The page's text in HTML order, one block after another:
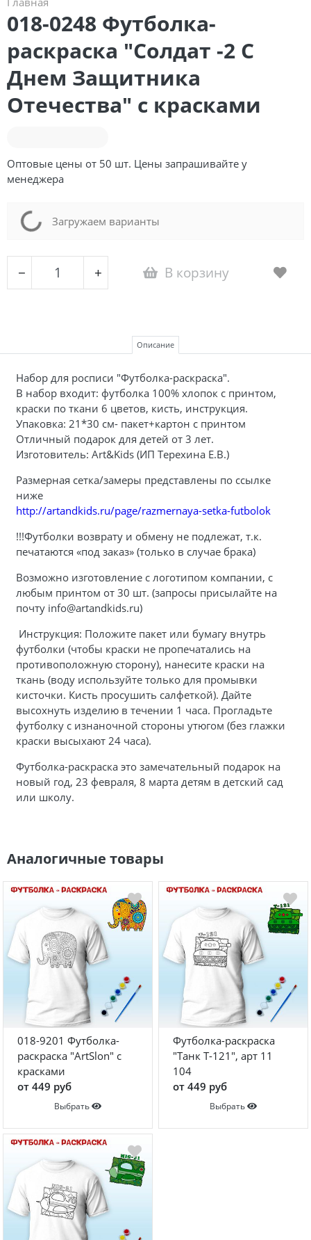
018-0248 Футболка-
раскраска "Солдат -2 С
Днем Защитника
Отечества" с красками
Оптовые цены от 50 шт. Цены запрашивайте у
менеджера
Loading... Загружаем варианты
− + В корзину
Описание
Набор для росписи "Футболка-раскраска".
В набор входит: футболка 100% хлопок с принтом,
краски по ткани 6 цветов, кисть, инструкция.
Упаковка: 21*30 см- пакет+картон с принтом
Отличный подарок для детей от 3 лет.
Изготовитель: Art&Kids (ИП Терехина Е.В.)
Размерная сетка/замеры представлены по ссылке
ниже
http://artandkids.ru/page/razmernaya-setka-futbolok
!!!Футболки возврату и обмену не подлежат, т.к.
печатаются «под заказ» (только в случае брака)
Возможно изготовление с логотипом компании, с
любым принтом от 30 шт. (запросы присылайте на
почту info@artandkids.ru)
Инструкция: Положите пакет или бумагу внутрь
футболки (чтобы краски не пропечатались на
противоположную сторону), нанесите краски на
ткань (воду используйте только для промывки
кисточки. Кисть просушить салфеткой). Дайте
высохнуть изделию в течении 1 часа. Прогладьте
футболку с изнаночной стороны утюгом (без глажки
краски высыхают 24 часа).
Футболка-раскраска это замечательный подарок на
новый год, 23 февраля, 8 марта детям в детский сад
или школу.
Аналогичные товары
018-9201 Футболка-
раскраска "ArtSlon" с
красками
от 449 руб
Выбрать
Футболка-раскраска
"Танк T-121", арт 11
104
от 449 руб
Выбрать